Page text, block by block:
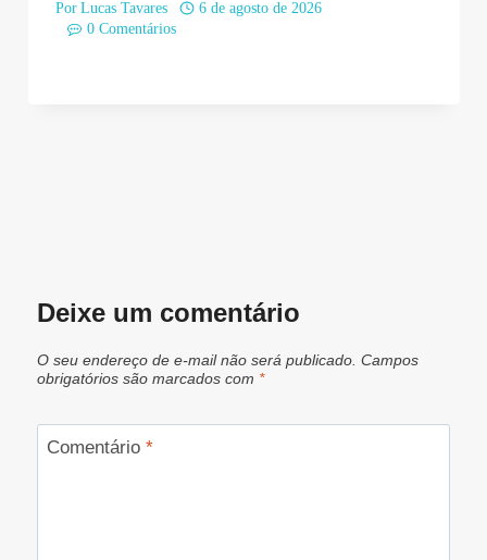
Por Lucas Tavares
6 de agosto de 2026
0 Comentários
Deixe um comentário
O seu endereço de e-mail não será publicado. Campos
obrigatórios são marcados com *
Comentário *